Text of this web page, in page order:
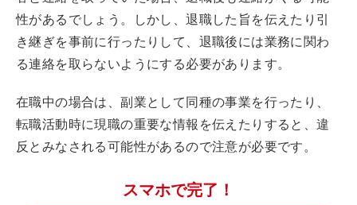
性があるでしょう。しかし、退職した旨を伝えたり引
き継ぎを事前に行ったりして、退職後には業務に関わ
る連絡を取らないようにする必要があります。
在職中の場合は、副業として同種の事業を行ったり、
転職活動時に現職の重要な情報を伝えたりすると、違
反とみなされる可能性があるので注意が必要です。
スマホで完了！